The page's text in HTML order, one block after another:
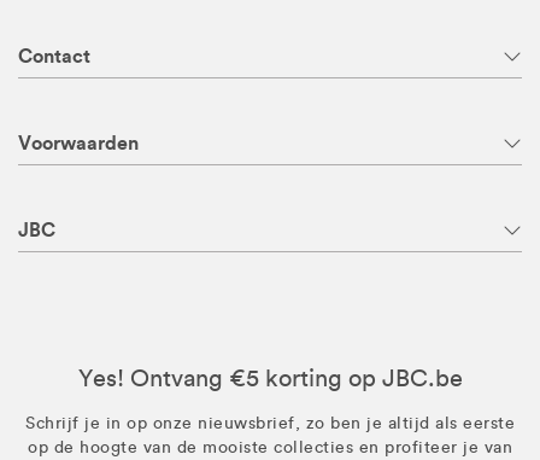
Contact
Voorwaarden
JBC
Yes! Ontvang €5 korting op JBC.be
Schrijf je in op onze nieuwsbrief, zo ben je altijd als eerste
op de hoogte van de mooiste collecties en profiteer je van